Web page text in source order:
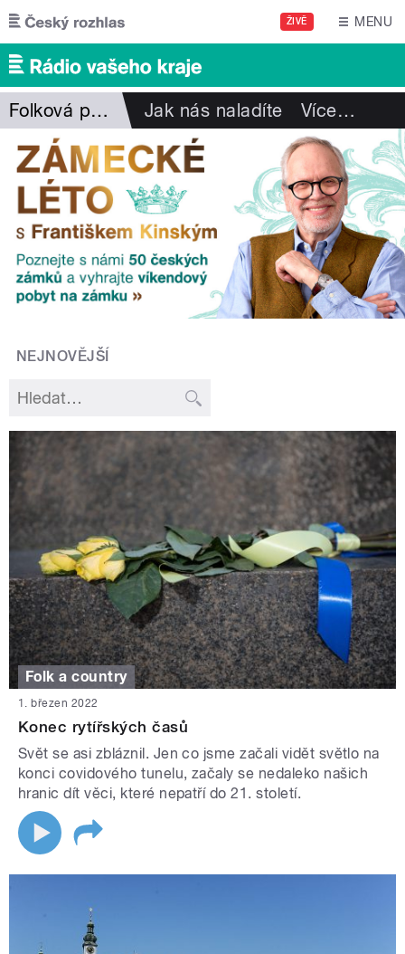
Přejít k hlavnímu obsahu
ŽIVĚ MENU
Folková pohlazení Jak nás naladíte Více…
NEJNOVĚJŠÍ
Folk a country
1. březen 2022
Konec rytířských časů
Svět se asi zbláznil. Jen co jsme začali vidět světlo na
konci covidového tunelu, začaly se nedaleko našich
hranic dít věci, které nepatří do 21. století.